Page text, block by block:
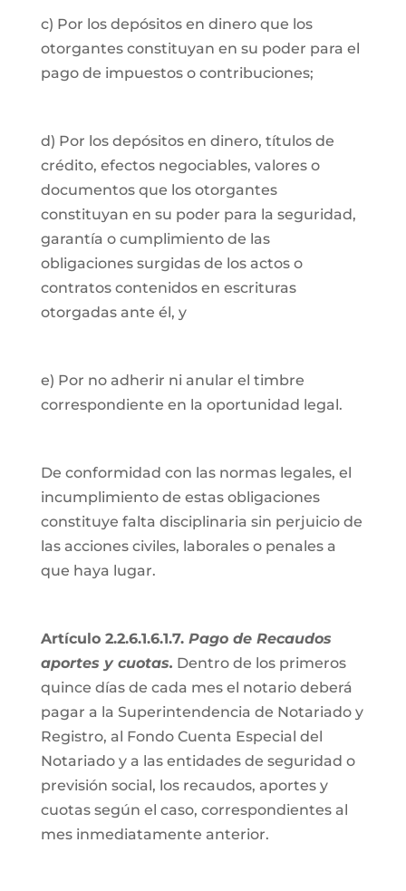
c) Por los depósitos en dinero que los
otorgantes constituyan en su poder para el
pago de impuestos o contribuciones;
d) Por los depósitos en dinero, títulos de
crédito, efectos negociables, valores o
documentos que los otorgantes
constituyan en su poder para la seguridad,
garantía o cumplimiento de las
obligaciones surgidas de los actos o
contratos contenidos en escrituras
otorgadas ante él, y
e) Por no adherir ni anular el timbre
correspondiente en la oportunidad legal.
De conformidad con las normas legales, el
incumplimiento de estas obligaciones
constituye falta disciplinaria sin perjuicio de
las acciones civiles, laborales o penales a
que haya lugar.
Artículo 2.2.6.1.6.1.7. Pago de Recaudos
aportes y cuotas. Dentro de los primeros
quince días de cada mes el notario deberá
pagar a la Superintendencia de Notariado y
Registro, al Fondo Cuenta Especial del
Notariado y a las entidades de seguridad o
previsión social, los recaudos, aportes y
cuotas según el caso, correspondientes al
mes inmediatamente anterior.